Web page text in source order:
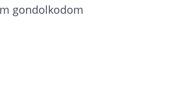
gondolkodom